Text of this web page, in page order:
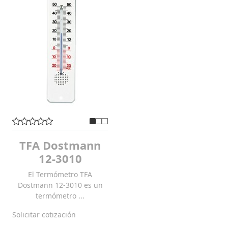
TFA Dostmann
12-3010
El Termómetro TFA
Dostmann 12-3010 es un
termómetro ...
Solicitar cotización